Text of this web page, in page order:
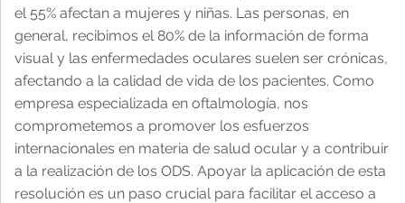
el 55% afectan a mujeres y niñas. Las personas, en
general, recibimos el 80% de la información de forma
visual y las enfermedades oculares suelen ser crónicas,
afectando a la calidad de vida de los pacientes. Como
empresa especializada en oftalmología, nos
comprometemos a promover los esfuerzos
internacionales en materia de salud ocular y a contribuir
a la realización de los ODS. Apoyar la aplicación de esta
resolución es un paso crucial para facilitar el acceso a